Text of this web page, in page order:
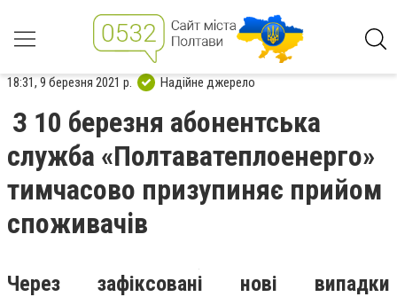
18:31, 9 березня 2021 р. Надійне джерело
З 10 березня абонентська
служба «Полтаватеплоенерго»
тимчасово призупиняє прийом
споживачів
Через зафіксовані нові випадки